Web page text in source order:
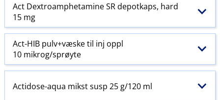
Act Dextroamphetamine SR depotkaps, hard
15 mg
Act-HIB pulv+væske til inj oppl
10 mikrog/sprøyte
Actidose-aqua mikst susp 25 g/120 ml